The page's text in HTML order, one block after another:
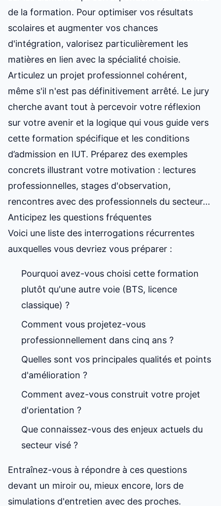
de la formation. Pour optimiser vos résultats
scolaires et augmenter vos chances
d'intégration, valorisez particulièrement les
matières en lien avec la spécialité choisie.
Articulez un projet professionnel cohérent,
même s'il n'est pas définitivement arrêté. Le jury
cherche avant tout à percevoir votre réflexion
sur votre avenir et la logique qui vous guide vers
cette formation spécifique et les conditions
d’admission en IUT. Préparez des exemples
concrets illustrant votre motivation : lectures
professionnelles, stages d'observation,
rencontres avec des professionnels du secteur...
Anticipez les questions fréquentes
Voici une liste des interrogations récurrentes
auxquelles vous devriez vous préparer :
Pourquoi avez-vous choisi cette formation
plutôt qu'une autre voie (BTS, licence
classique) ?
Comment vous projetez-vous
professionnellement dans cinq ans ?
Quelles sont vos principales qualités et points
d'amélioration ?
Comment avez-vous construit votre projet
d'orientation ?
Que connaissez-vous des enjeux actuels du
secteur visé ?
Entraînez-vous à répondre à ces questions
devant un miroir ou, mieux encore, lors de
simulations d'entretien avec des proches.